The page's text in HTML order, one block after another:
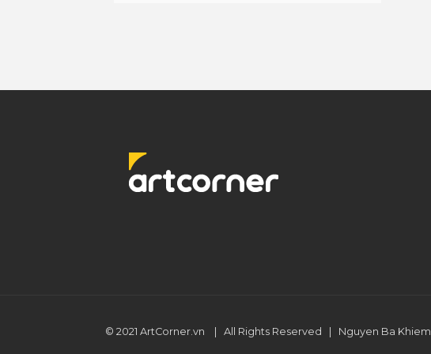
© 2021 ArtCorner.vn | All Rights Reserved | Nguyen Ba Khiem